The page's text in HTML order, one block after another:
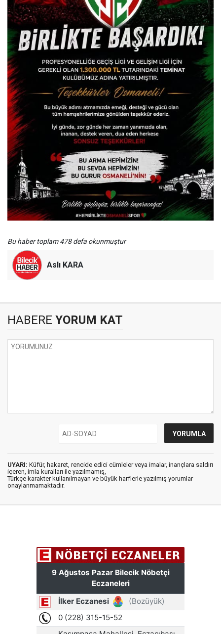
Bu haber toplam 478 defa okunmuştur
Aslı KARA
HABERE YORUM KAT
UYARI: Küfür, hakaret, rencide edici cümleler veya imalar, inançlara saldırı
içeren, imla kuralları ile yazılmamış,
Türkçe karakter kullanılmayan ve büyük harflerle yazılmış yorumlar
onaylanmamaktadır.